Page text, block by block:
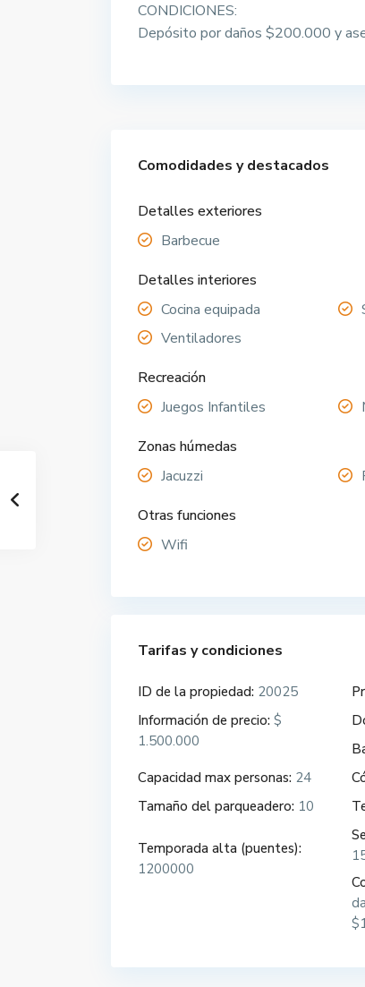
CONDICIONES:
Depósito por daños $200.000 y
Comodidades y destacados
Detalles exteriores
Barbecue
Detalles interiores
Cocina equipada
Ventiladores
Recreación
Juegos Infantiles
Zonas húmedas
Jacuzzi
Otras funciones
Wifi
Tarifas y condiciones
ID de la propiedad: 20025
Información de precio: $
1.500.000
Capacidad max personas: 24
Tamaño del parqueadero: 10
Temporada alta (puentes):
1200000